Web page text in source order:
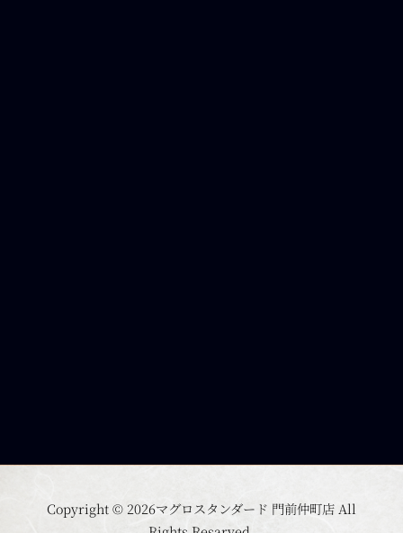
Copyright © 2026マグロスタンダード 門前仲町店 All